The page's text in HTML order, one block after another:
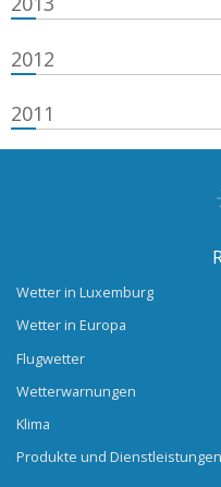
2012
2011
Wetter in Luxemburg
Wetter in Europa
Flugwetter
Wetterwarnungen
Klima
Produkte und Dienstleistungen